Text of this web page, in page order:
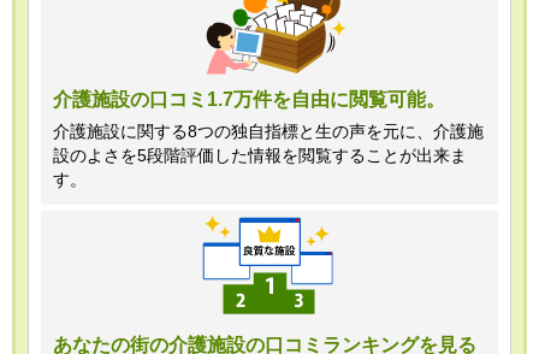
・当ホームページではご利用状況の統計
調査のためクッキー等を用いております
が、これによる個人情報の取得、利用は
行っておりません。
株式会社クリエイターズネクスト個人情
報保護管理者 窪田望
TEL:0120-21-7070
介護施設の口コミ1.7万件を自由に閲覧可能。
介護施設に関する8つの独自指標と生の声を元に、介護施
設のよさを5段階評価した情報を閲覧することが出来ま
す。
あなたの街の介護施設の口コミランキングを見る